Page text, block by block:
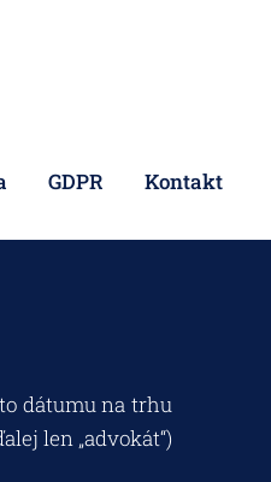
GDPR Kontakt
dátumu na trhu
len „advokát“)